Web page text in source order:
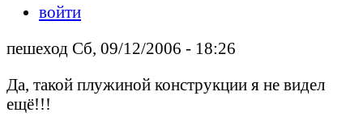
войти
пешеход Сб, 09/12/2006 - 18:26
Да, такой плужиной конструкции я не видел
ещё!!!